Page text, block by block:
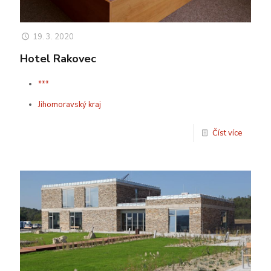
19. 3. 2020
Hotel Rakovec
***
Jihomoravský kraj
Číst více